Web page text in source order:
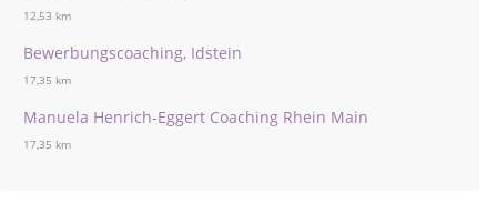
12,53 km
Bewerbungscoaching, Idstein
17,35 km
Manuela Henrich-Eggert Coaching Rhein Main
17,35 km